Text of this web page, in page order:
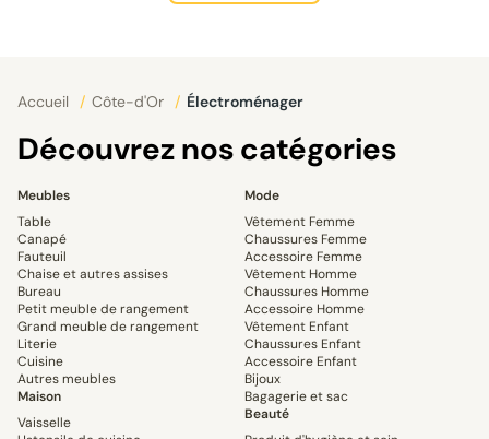
Accueil / Côte-d'Or / Électroménager
Découvrez nos catégories
Meubles
Table
Canapé
Fauteuil
Chaise et autres assises
Bureau
Petit meuble de rangement
Grand meuble de rangement
Literie
Cuisine
Autres meubles
Maison
Vaisselle
Mode
Vêtement Femme
Chaussures Femme
Accessoire Femme
Vêtement Homme
Chaussures Homme
Accessoire Homme
Vêtement Enfant
Chaussures Enfant
Accessoire Enfant
Bijoux
Bagagerie et sac
Beauté